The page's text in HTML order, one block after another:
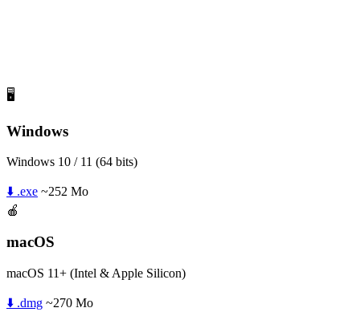
🖥️
Windows
Windows 10 / 11 (64 bits)
⬇️ .exe ~252 Mo
🍎
macOS
macOS 11+ (Intel & Apple Silicon)
⬇️ .dmg ~270 Mo